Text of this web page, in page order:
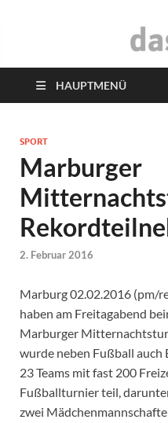
das
HAUPTMENÜ
SPORT
Marburger
2. Februar 2016
Marburg 02.02.2016 (pm/
haben am Freitagabend
Marburger
wurde neben Fußball auch
23 Teams mit fast 200
Fußballturnier teil,
zwei